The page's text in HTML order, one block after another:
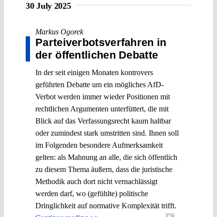
30 July 2025
Markus Ogorek
Parteiverbotsverfahren in
der öffentlichen Debatte
In der seit einigen Monaten kontrovers
geführten Debatte um ein mögliches AfD-
Verbot werden immer wieder Positionen mit
rechtlichen Argumenten unterfüttert, die mit
Blick auf das Verfassungsrecht kaum haltbar
oder zumindest stark umstritten sind. Ihnen soll
im Folgenden besondere Aufmerksamkeit
gelten: als Mahnung an alle, die sich öffentlich
zu diesem Thema äußern, dass die juristische
Methodik auch dort nicht vernachlässigt
werden darf, wo (gefühlte) politische
Dringlichkeit auf normative Komplexität trifft.